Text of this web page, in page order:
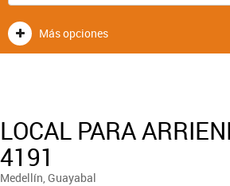
Más opciones
LOCAL PARA
4191
Medellín, Guayabal